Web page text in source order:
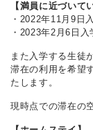
【満員に近づいて
・2022年11月9日
・2023年2月6日入
また入学する生徒
滞在の利用を希望
たします。
現時点での滞在の